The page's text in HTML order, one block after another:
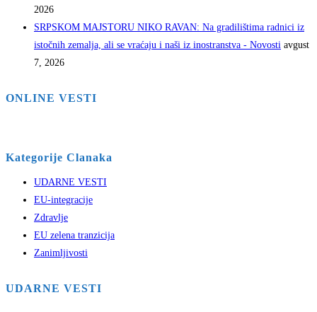
2026
SRPSKOM MAJSTORU NIKO RAVAN: Na gradilištima radnici iz
istočnih zemalja, ali se vraćaju i naši iz inostranstva - Novosti avgust
7, 2026
ONLINE VESTI
Kategorije Clanaka
UDARNE VESTI
EU-integracije
Zdravlje
EU zelena tranzicija
Zanimljivosti
UDARNE VESTI